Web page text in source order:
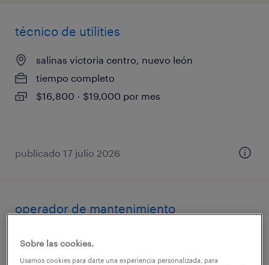
técnico de utilities
salinas victoria centro, nuevo león
tiempo completo
$16,800 - $19,000 por mes
publicado 17 julio 2026
operador de mantenimiento
salinas victoria centro, nuevo león
tiempo completo
Sobre las cookies.
Usamos cookies para darte una experiencia personalizada, para